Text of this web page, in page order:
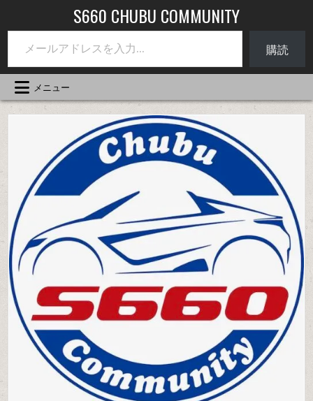
テ
へ
キ
S660 CHUBU COMMUNITY
メールアドレスを入力...
購読
メニュー